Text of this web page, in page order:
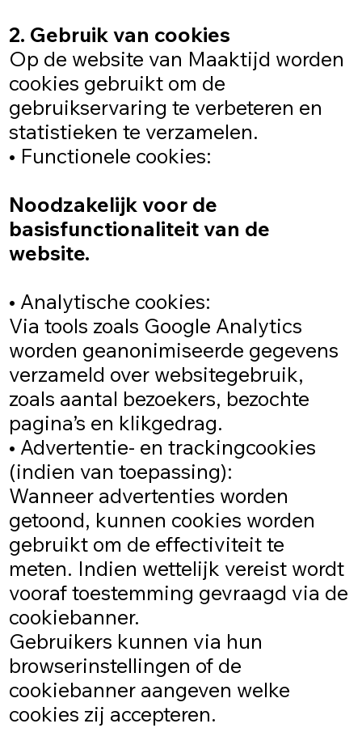
2. Gebruik van cookies
Op de website van Maaktijd worden
cookies gebruikt om de
gebruikservaring te verbeteren en
statistieken te verzamelen.
• Functionele cookies:
Noodzakelijk voor de
basisfunctionaliteit van de
website.
• Analytische cookies:
Via tools zoals Google Analytics
worden geanonimiseerde gegevens
verzameld over websitegebruik,
zoals aantal bezoekers, bezochte
pagina’s en klikgedrag.
• Advertentie- en trackingcookies
(indien van toepassing):
Wanneer advertenties worden
getoond, kunnen cookies worden
gebruikt om de effectiviteit te
meten. Indien wettelijk vereist wordt
vooraf toestemming gevraagd via de
cookiebanner.
Gebruikers kunnen via hun
browserinstellingen of de
cookiebanner aangeven welke
cookies zij accepteren.